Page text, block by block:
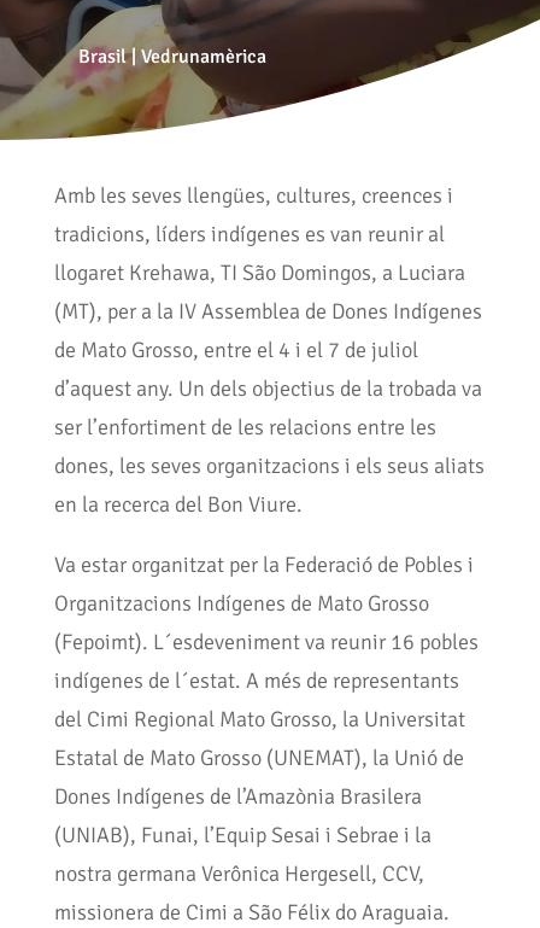
Brasil| Vedrunamèrica
Amb les seves llengües, cultures, creences i
tradicions, líders indígenes es van reunir al
llogaret Krehawa, TI São Domingos, a Luciara
(MT), per a la IV Assemblea de Dones Indígenes
de Mato Grosso, entre el 4 i el 7 de juliol
d’aquest any. Un dels objectius de la trobada va
ser l’enfortiment de les relacions entre les
dones, les seves organitzacions i els seus aliats
en la recerca del Bon Viure.
Va estar organitzat per la Federació de Pobles i
Organitzacions Indígenes de Mato Grosso
(Fepoimt). L´esdeveniment va reunir 16 pobles
indígenes de l´estat. A més de representants
del Cimi Regional Mato Grosso, la Universitat
Estatal de Mato Grosso (UNEMAT), la Unió de
Dones Indígenes de l’Amazònia Brasilera
(UNIAB), Funai, l’Equip Sesai i Sebrae i la
nostra germana Verônica Hergesell, CCV,
missionera de Cimi a São Félix do Araguaia.